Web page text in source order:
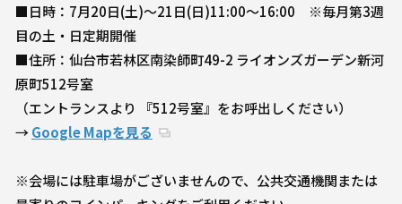
■日時：7月20日(土)〜21日(日)11:00～16:00 ※毎月第3週
目の土・日定期開催
■住所：仙台市若林区南染師町49-2 ライオンズガーデン新河
原町512号室
（エントランスより 『512号室』をお呼出しください）
→Google Mapを見る
※会場には駐車場がございませんので、公共交通機関または